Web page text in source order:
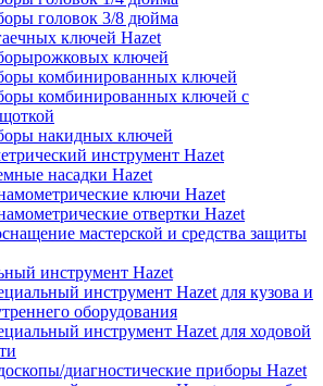
головок 3/8 дюйма
ключей Hazet
ключей
комбинированных ключей
комбинированных ключей с
накидных ключей
инструмент Hazet
насадки Hazet
ключи Hazet
отвертки Hazet
мастерской и средства защиты
инструмент Hazet
инструмент Hazet для кузова и
оборудования
инструмент Hazet для ходовой
диагностические приборы Hazet